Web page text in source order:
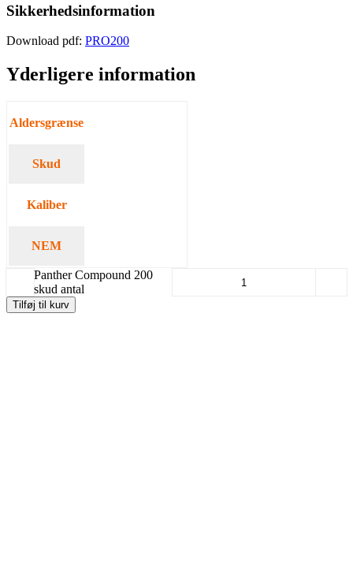
Sikkerhedsinformation
Download pdf: PRO200
Yderligere information
Aldersgrænse
Skud
Kaliber
NEM
Panther Compound 200
skud antal
Tilføj til kurv